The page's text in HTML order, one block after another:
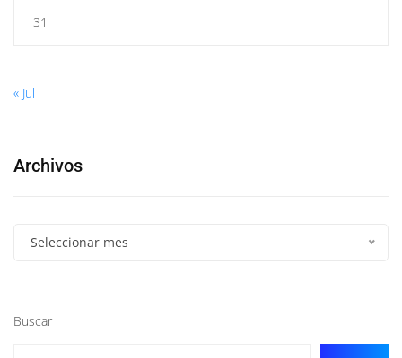
31
« Jul
Archivos
Seleccionar mes
Buscar